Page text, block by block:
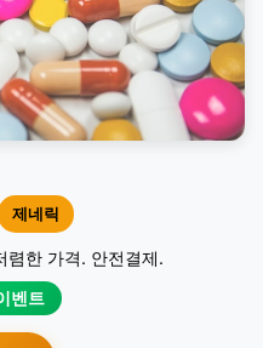
제네릭
렴한 가격. 안전결제.
벤트